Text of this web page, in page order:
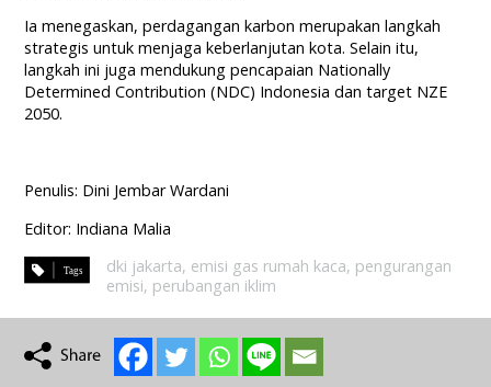
Ia menegaskan, perdagangan karbon merupakan langkah
strategis untuk menjaga keberlanjutan kota. Selain itu,
langkah ini juga mendukung pencapaian Nationally
Determined Contribution (NDC) Indonesia dan target NZE
2050.
Penulis: Dini Jembar Wardani
Editor: Indiana Malia
dki jakarta, emisi gas rumah kaca, pengurangan
emisi, perubangan iklim